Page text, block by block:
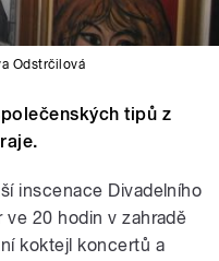
Odstrčilová
tipů z
inscenace Divadelního
ve 20 hodin v zahradě
koktejl koncertů a